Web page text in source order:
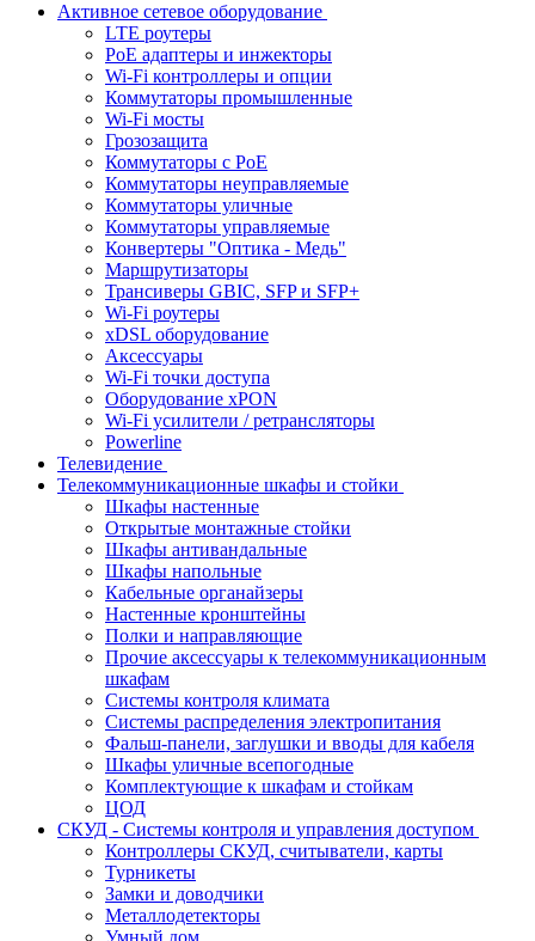
Активное сетевое оборудование
LTE роутеры
PoE адаптеры и инжекторы
Wi-Fi контроллеры и опции
Коммутаторы промышленные
Wi-Fi мосты
Грозозащита
Коммутаторы c PoE
Коммутаторы неуправляемые
Коммутаторы уличные
Коммутаторы управляемые
Конвертеры "Оптика - Медь"
Маршрутизаторы
Трансиверы GBIC, SFP и SFP+
Wi-Fi роутеры
xDSL оборудование
Аксессуары
Wi-Fi точки доступа
Оборудование хPON
Wi-Fi усилители / ретрансляторы
Powerline
Телевидение
Телекоммуникационные шкафы и стойки
Шкафы настенные
Открытые монтажные стойки
Шкафы антивандальные
Шкафы напольные
Кабельные органайзеры
Настенные кронштейны
Полки и направляющие
Прочие аксессуары к телекоммуникационным
шкафам
Системы контроля климата
Системы распределения электропитания
Фальш-панели, заглушки и вводы для кабеля
Шкафы уличные всепогодные
Комплектующие к шкафам и стойкам
ЦОД
СКУД - Системы контроля и управления доступом
Контроллеры СКУД, считыватели, карты
Турникеты
Замки и доводчики
Металлодетекторы
Умный дом